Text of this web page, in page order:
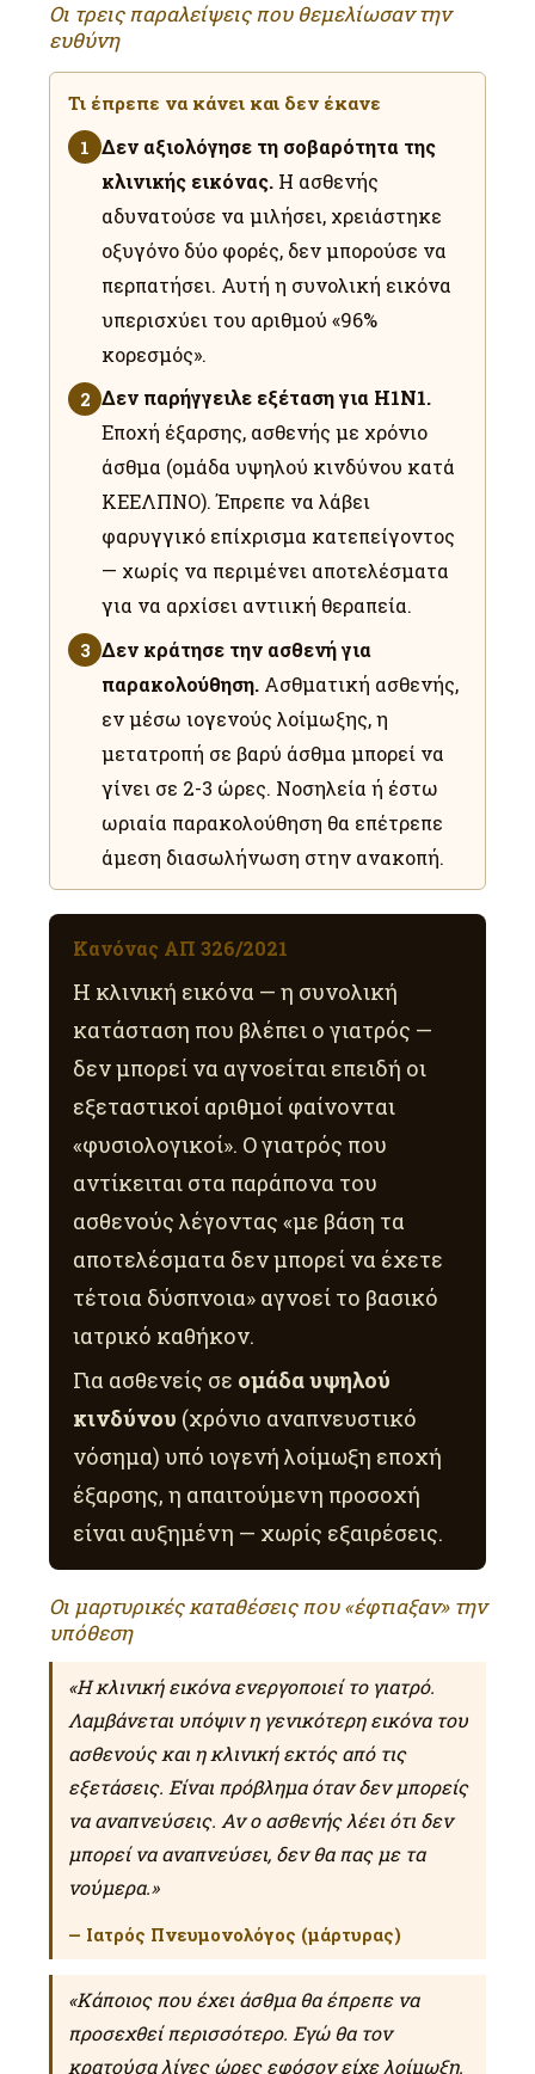
Οι τρεις παραλείψεις που θεμελίωσαν την
ευθύνη
Τι έπρεπε να κάνει και δεν έκανε
1 Δεν αξιολόγησε τη σοβαρότητα της
κλινικής εικόνας. Η ασθενής
αδυνατούσε να μιλήσει, χρειάστηκε
οξυγόνο δύο φορές, δεν μπορούσε να
περπατήσει. Αυτή η συνολική εικόνα
υπερισχύει του αριθμού «96%
κορεσμός».
2 Δεν παρήγγειλε εξέταση για H1N1.
Εποχή έξαρσης, ασθενής με χρόνιο
άσθμα (ομάδα υψηλού κινδύνου κατά
ΚΕΕΛΠΝΟ). Έπρεπε να λάβει
φαρυγγικό επίχρισμα κατεπείγοντος
— χωρίς να περιμένει αποτελέσματα
για να αρχίσει αντιική θεραπεία.
3 Δεν κράτησε την ασθενή για
παρακολούθηση. Ασθματική ασθενής,
εν μέσω ιογενούς λοίμωξης, η
μετατροπή σε βαρύ άσθμα μπορεί να
γίνει σε 2-3 ώρες. Νοσηλεία ή έστω
ωριαία παρακολούθηση θα επέτρεπε
άμεση διασωλήνωση στην ανακοπή.
Κανόνας ΑΠ 326/2021
Η κλινική εικόνα — η συνολική
κατάσταση που βλέπει ο γιατρός —
δεν μπορεί να αγνοείται επειδή οι
εξεταστικοί αριθμοί φαίνονται
«φυσιολογικοί». Ο γιατρός που
αντίκειται στα παράπονα του
ασθενούς λέγοντας «με βάση τα
αποτελέσματα δεν μπορεί να έχετε
τέτοια δύσπνοια» αγνοεί το βασικό
ιατρικό καθήκον.
Για ασθενείς σε ομάδα υψηλού
κινδύνου (χρόνιο αναπνευστικό
νόσημα) υπό ιογενή λοίμωξη εποχή
έξαρσης, η απαιτούμενη προσοχή
είναι αυξημένη — χωρίς εξαιρέσεις.
Οι μαρτυρικές καταθέσεις που «έφτιαξαν» την
υπόθεση
«Η κλινική εικόνα ενεργοποιεί το γιατρό.
Λαμβάνεται υπόψιν η γενικότερη εικόνα του
ασθενούς και η κλινική εκτός από τις
εξετάσεις. Είναι πρόβλημα όταν δεν μπορείς
να αναπνεύσεις. Αν ο ασθενής λέει ότι δεν
μπορεί να αναπνεύσει, δεν θα πας με τα
νούμερα.»
— Ιατρός Πνευμονολόγος (μάρτυρας)
«Κάποιος που έχει άσθμα θα έπρεπε να
προσεχθεί περισσότερο. Εγώ θα τον
κρατούσα λίγες ώρες εφόσον είχε λοίμωξη.